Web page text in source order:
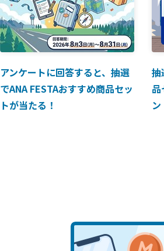
アンケートに回答すると、抽選
でANA FESTAおすすめ商品セッ
トが当たる！
抽
ン